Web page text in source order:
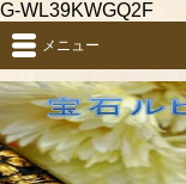
G-WL39KWGQ2F
メニュー